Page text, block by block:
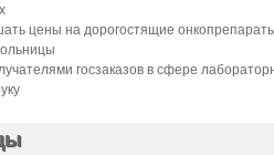
цены на дорогостящие
госзаказов в сфере